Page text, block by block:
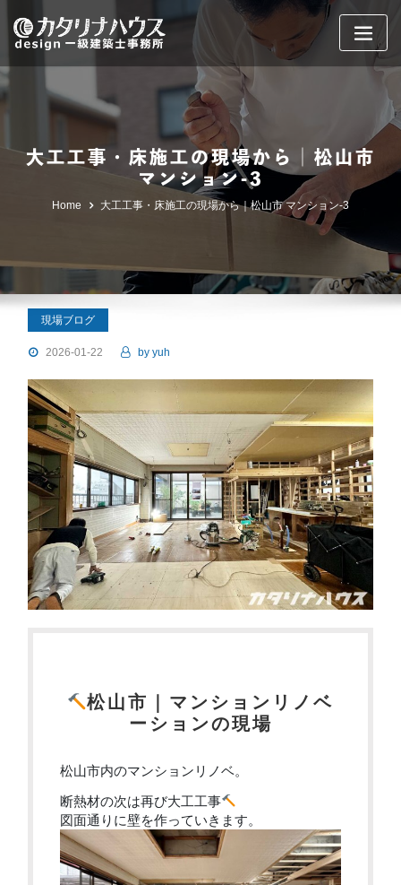
content
大工工事・床施工の現場から｜松山市
マンション-3
Home 大工工事・床施工の現場から｜松山市 マンション-3
現場ブログ
2026-01-22 by yuh
松山市｜マンションリノベ
ーションの現場
松山市内のマンションリノベ。
断熱材の次は再び大工工事
図面通りに壁を作っていきます。